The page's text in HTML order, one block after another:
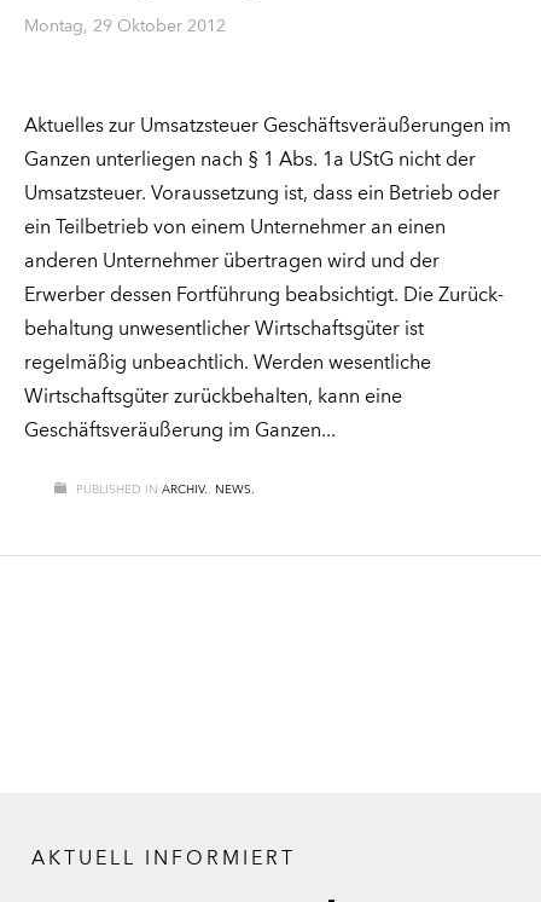
Montag, 29 Oktober 2012
Aktuelles zur Umsatzsteuer Geschäftsveräußerungen im
Ganzen unterliegen nach § 1 Abs. 1a UStG nicht der
Umsatzsteuer. Voraussetzung ist, dass ein Betrieb oder
ein Teilbetrieb von einem Unternehmer an einen
anderen Unternehmer übertragen wird und der
Erwerber dessen Fortführung beabsichtigt. Die Zurück­
behaltung unwesentlicher Wirtschaftsgüter ist
regelmäßig unbeachtlich. Werden wesentliche
Wirtschaftsgüter zurückbehalten, kann eine
Geschäftsveräußerung im Ganzen
PUBLISHED IN ARCHIV. , NEWS.
AKTUELL INFORMIERT